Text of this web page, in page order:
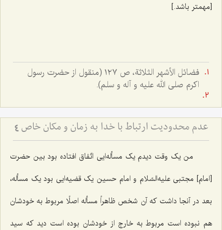
[مهمتر باشد.]
فضائل الأشهر الثلاثة، ص ١٢٧ (منقول از حضرت رسول
اكرم صلى الله عليه و آله و سلم).
عدم محدودیت ارتباط با خدا به زمان و مكان خاص 4
من یک وقت دیدم یک مسأله‌ایی اتّفاق افتاده بود بین حضرت
[امام‌] مجتبی علیه‌السّلام و امام حسین یک قضیه‌ایی بود یک مسأله،
بعد در آنجا داشت که آن شخص ظاهراً مسأله اصلًا مربوط به خودشان
هم نبوده است مربوط به خارج از خودشان بوده است دید که سید